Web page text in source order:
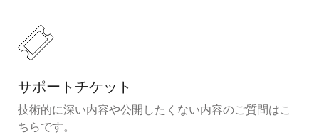
サポートチケット
技術的に深い内容や公開したくない内容のご質問はこ
ちらです。